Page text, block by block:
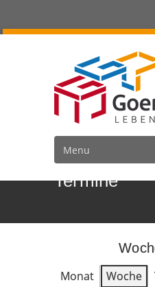
Termine
Monat
Woche